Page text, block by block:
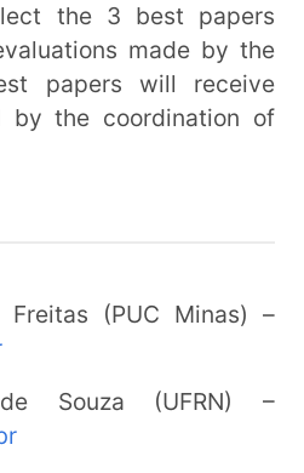
the 3 best papers
made by the
papers will receive
by the coordination of
(PUC Minas) –
Souza (UFRN) –